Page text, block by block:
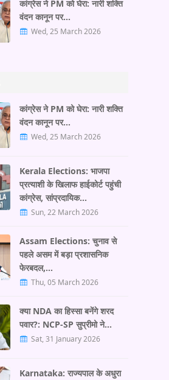
कांग्रेस ने PM को घेरा: नारी शक्ति
वंदन कानून पर…
Wed, 25 March 2026
कांग्रेस ने PM को घेरा: नारी शक्ति
वंदन कानून पर…
Wed, 25 March 2026
Kerala Elections: भाजपा
प्रत्याशी के खिलाफ हाईकोर्ट पहुंची
कांग्रेस, सांप्रदायिक…
Sun, 22 March 2026
Assam Elections: चुनाव से
पहले असम में बड़ा प्रशासनिक
फेरबदल,…
Thu, 05 March 2026
क्या NDA का हिस्सा बनेंगे शरद
पवार?: NCP-SP सुप्रीमो ने…
Sat, 31 January 2026
Karnataka: राज्यपाल के अधुरा